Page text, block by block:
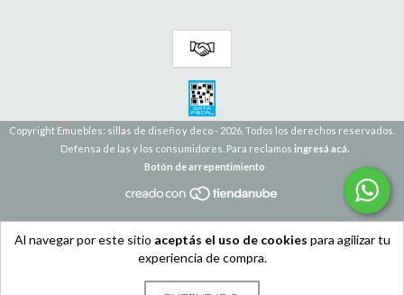
Al navegar por este sitio aceptás el uso de cookies para agilizar tu
experiencia de compra.
Copyright Emuebles: sillas de diseño y deco - 2026. Todos los derechos reservados.
Defensa de las y los consumidores. Para reclamos ingresá acá.
Botón de arrepentimiento